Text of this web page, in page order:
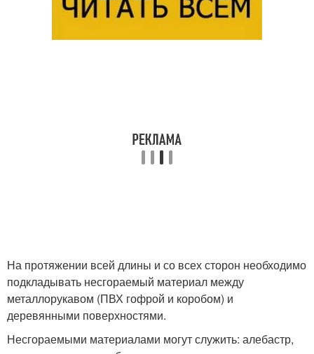
На протяжении всей длины и со всех сторон необходимо
подкладывать несгораемый материал между
металлорукавом (ПВХ гофрой и коробом) и
деревянными поверхностями.
Несгораемыми материалами могут служить: алебастр,